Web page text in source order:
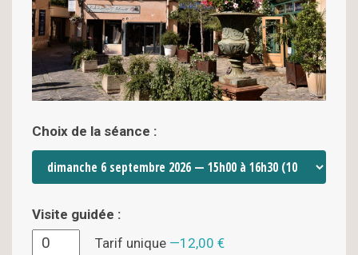
Choix de la séance :
Visite guidée :
Tarif unique
12,00 €